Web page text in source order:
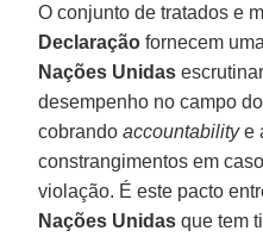
O conjunto de tratados e
Declaração fornecem
Nações Unidas
desempenho no campo
cobrandoaccountabilitye
constrangimentos em
violação. É este pacto
Nações Unidas que tem